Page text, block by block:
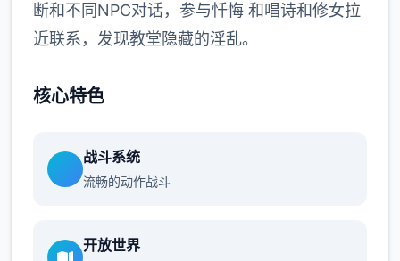
断和不同NPC对话，参与忏悔 和唱诗和修女拉
近联系，发现教堂隐藏的淫乱。
核心特色
战斗系统
流畅的动作战斗
开放世界